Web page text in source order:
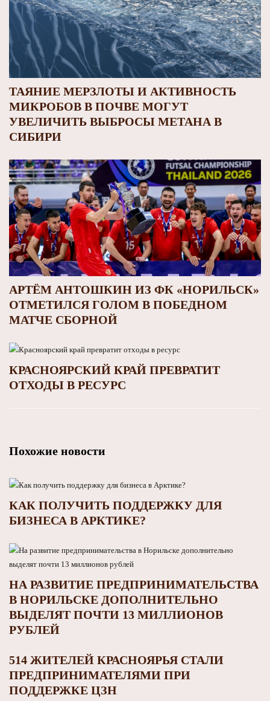
ТАЯНИЕ МЕРЗЛОТЫ И АКТИВНОСТЬ
МИКРОБОВ В ПОЧВЕ МОГУТ
УВЕЛИЧИТЬ ВЫБРОСЫ МЕТАНА В
СИБИРИ
АРТЁМ АНТОШКИН ИЗ ФК «НОРИЛЬСК»
ОТМЕТИЛСЯ ГОЛОМ В ПОБЕДНОМ
МАТЧЕ СБОРНОЙ
КРАСНОЯРСКИЙ КРАЙ ПРЕВРАТИТ
ОТХОДЫ В РЕСУРС
Похожие новости
КАК ПОЛУЧИТЬ ПОДДЕРЖКУ ДЛЯ
БИЗНЕСА В АРКТИКЕ?
НА РАЗВИТИЕ ПРЕДПРИНИМАТЕЛЬСТВА
В НОРИЛЬСКЕ ДОПОЛНИТЕЛЬНО
ВЫДЕЛЯТ ПОЧТИ 13 МИЛЛИОНОВ
РУБЛЕЙ
514 ЖИТЕЛЕЙ КРАСНОЯРЬЯ СТАЛИ
ПРЕДПРИНИМАТЕЛЯМИ ПРИ
ПОДДЕРЖКЕ ЦЗН